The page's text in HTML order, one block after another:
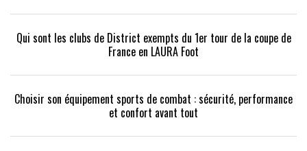
Qui sont les clubs de District exempts du 1er tour de la coupe de
France en LAURA Foot
Choisir son équipement sports de combat : sécurité, performance
et confort avant tout